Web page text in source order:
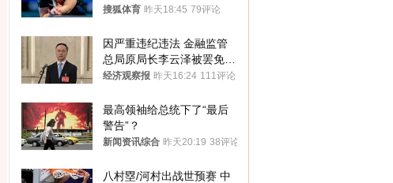
八强
搜狐体育 昨天18:45 79评论
因严重违纪违法 金融监管
总局原局长李云泽被罢免全
国人大代表
经济观察报 昨天16:24 111评论
最高领袖给总统下了“最后
警告”？
新闻资讯综合 昨天20:19 38评论
八村塁/河村出战世预赛 中